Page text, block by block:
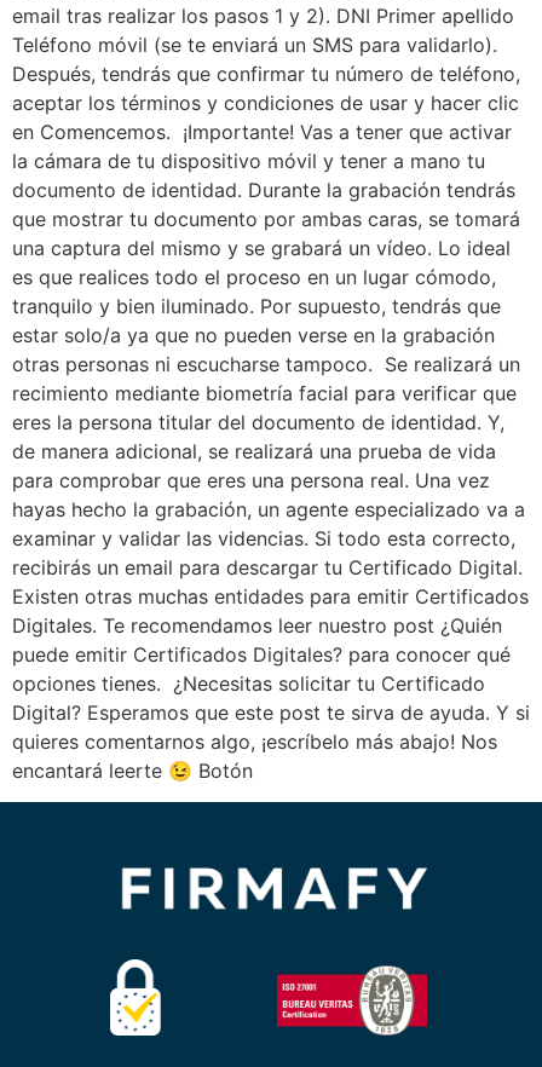
email tras realizar los pasos 1 y 2). DNI Primer apellido
Teléfono móvil (se te enviará un SMS para validarlo).
Después, tendrás que confirmar tu número de teléfono,
aceptar los términos y condiciones de usar y hacer clic
en Comencemos. ¡Importante! Vas a tener que activar
la cámara de tu dispositivo móvil y tener a mano tu
documento de identidad. Durante la grabación tendrás
que mostrar tu documento por ambas caras, se tomará
una captura del mismo y se grabará un vídeo. Lo ideal
es que realices todo el proceso en un lugar cómodo,
tranquilo y bien iluminado. Por supuesto, tendrás que
estar solo/a ya que no pueden verse en la grabación
otras personas ni escucharse tampoco. Se realizará un
recimiento mediante biometría facial para verificar que
eres la persona titular del documento de identidad. Y,
de manera adicional, se realizará una prueba de vida
para comprobar que eres una persona real. Una vez
hayas hecho la grabación, un agente especializado va a
examinar y validar las videncias. Si todo esta correcto,
recibirás un email para descargar tu Certificado Digital.
Existen otras muchas entidades para emitir Certificados
Digitales. Te recomendamos leer nuestro post ¿Quién
puede emitir Certificados Digitales? para conocer qué
opciones tienes. ¿Necesitas solicitar tu Certificado
Digital? Esperamos que este post te sirva de ayuda. Y si
quieres comentarnos algo, ¡escríbelo más abajo! Nos
encantará leerte 😉 Botón